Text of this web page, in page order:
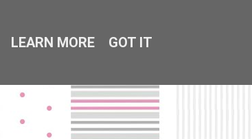
LEARN MORE GOT IT